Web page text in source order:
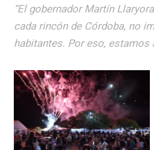
“El gobernador Martín
cada rincón de Córdoba, no
habitantes. Por eso, estamos